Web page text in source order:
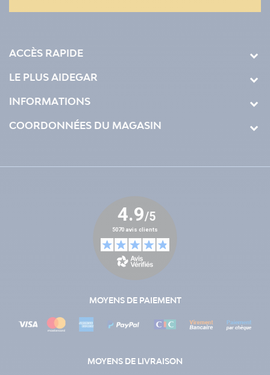
ACCÈS RAPIDE
LE PLUS AIDEGAR
INFORMATIONS
COORDONNÉES DU MAGASIN
MOYENS DE PAIEMENT
MOYENS DE LIVRAISON